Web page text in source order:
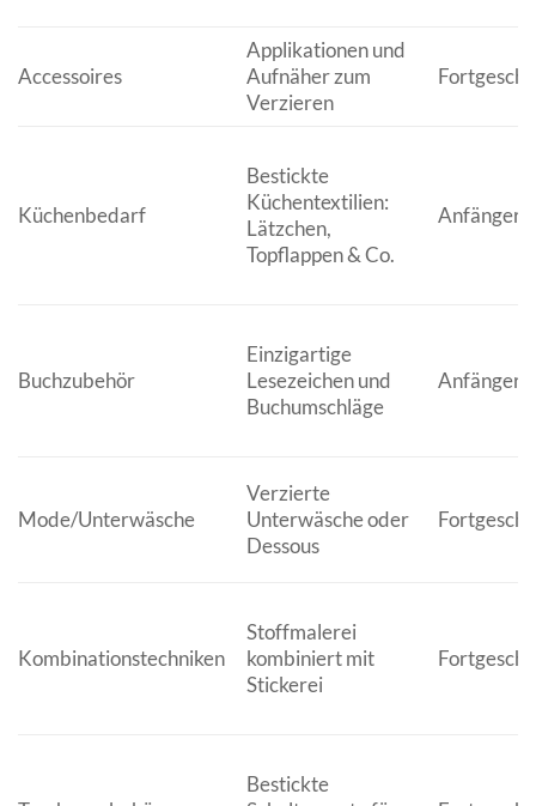
Accessoires
Applikationen und
Aufnäher zum
Verzieren
Küchenbedarf
Bestickte
Küchentextilien:
Lätzchen,
Topflappen & Co.
Anfänger/
Buchzubehör
Einzigartige
Lesezeichen und
Buchumschläge
Anfänger
Mode/Unterwäsche
Verzierte
Unterwäsche oder
Dessous
Kombinationstechniken
Stoffmalerei
kombiniert mit
Stickerei
Bestickte